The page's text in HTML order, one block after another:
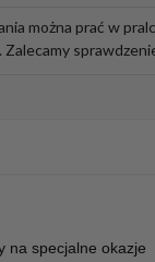
można prać w
Zalecamy
na specjalne okazje